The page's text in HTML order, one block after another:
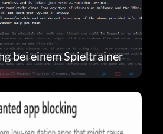
bei einem Spieltrainer